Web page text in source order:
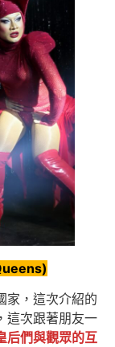
家，這次介紹的
這次跟著朋友一
后們與觀眾的互